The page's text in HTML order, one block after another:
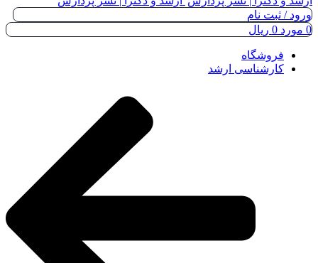
ورود / ثبت نام
0 مورد 0 ریال
فروشگاه
کارشناسی ارشد